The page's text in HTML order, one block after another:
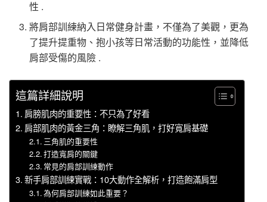
性 .
將肩部訓練納入日常健身計畫，不僅為了美觀，更為
了提升提重物、抱小孩等日常活動的功能性，並降低
肩部受傷的風險 .
這篇詳細說明
肩膀肌肉的重要性：不只為了好看
肩部肌肉的黃金三角：瞭解三角肌，打好寬肩基礎
三角肌的重要性
打造寬肩的關鍵
常見的肩部訓練動作
新手肩部訓練實戰：10大動作全解析，打造飽滿肩型
為何肩部訓練如此重要？